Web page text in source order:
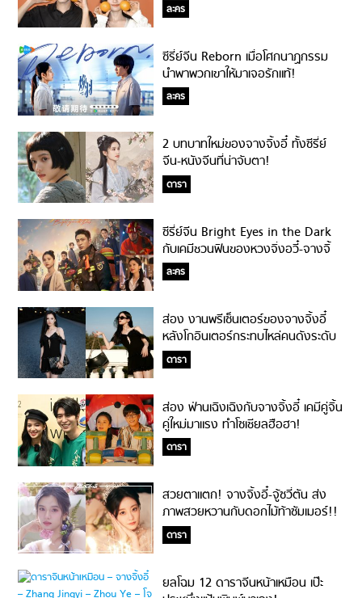
ละคร
ซีรี่ย์จีน Reborn เมื่อโศกนาฏกรรม
นำพาพวกเขาให้มาเจอรักแท้!
ละคร
2 บทบาทใหม่ของจางจิ้งอี๋ ทั้งซีรี่ย์
จีน-หนังจีนที่น่าจับตา!
ดารา
ซีรี่ย์จีน Bright Eyes in the Dark
กับเคมีชวนฟินของหวงจิ่งอวี๋-จางจิ้
งอี๋!
ละคร
ส่อง งานพรีเซ็นเตอร์ของจางจิ้งอี๋
หลังโกอินเตอร์กระทบไหล่คนดังระดับ
โลก!
ดารา
ส่อง ฟ่านเฉิงเฉิงกับจางจิ้งอี๋ เคมีคู่จิ้น
คู่ใหม่มาแรง ทำโซเชียลฮือฮา!
ดารา
สวยตาแตก! จางจิ้งอี๋-จู้ซวี่ตัน ส่ง
ภาพสวยหวานกับดอกไม้ท้าซัมเมอร์!!
ดารา
ยลโฉม 12 ดาราจีนหน้าเหมือน เป๊ะ